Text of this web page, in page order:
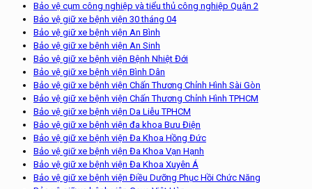
Bảo vệ cụm công nghiệp và tiểu thủ công nghiệp Quận 2
Bảo vệ giữ xe bệnh viện 30 tháng 04
Bảo vệ giữ xe bệnh viện An Bình
Bảo vệ giữ xe bệnh viện An Sinh
Bảo vệ giữ xe bệnh viện Bệnh Nhiệt Đới
Bảo vệ giữ xe bệnh viện Bình Dân
Bảo vệ giữ xe bệnh viện Chấn Thương Chỉnh Hình Sài Gòn
Bảo vệ giữ xe bệnh viện Chấn Thương Chỉnh Hình TPHCM
Bảo vệ giữ xe bệnh viện Da Liễu TPHCM
Bảo vệ giữ xe bệnh viện đa khoa Bưu Điện
Bảo vệ giữ xe bệnh viện Đa Khoa Hồng Đức
Bảo vệ giữ xe bệnh viện Đa Khoa Vạn Hạnh
Bảo vệ giữ xe bệnh viện Đa Khoa Xuyên Á
Bảo vệ giữ xe bệnh viện Điều Dưỡng Phục Hồi Chức Năng